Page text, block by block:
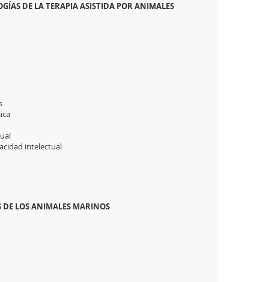
DE LA TERAPIA ASISTIDA POR ANIMALES
intelectual
LOS ANIMALES MARINOS